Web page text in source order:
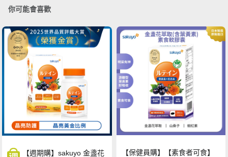
你可能會喜歡
【週期購】sakuyo 金盞花
【保健員購】【素食者可食】